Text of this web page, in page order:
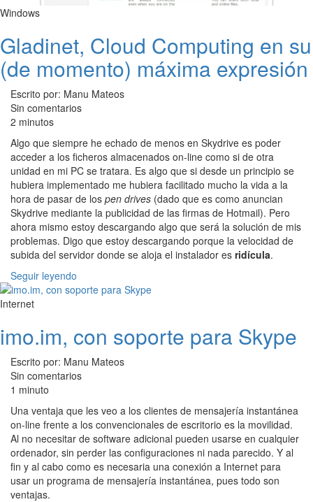
Windows
Gladinet, Cloud Computing en su
(de momento) máxima expresión
Escrito por: Manu Mateos
Sin comentarios
2 minutos
Algo que siempre he echado de menos en Skydrive es poder
acceder a los ficheros almacenados on-line como si de otra
unidad en mi PC se tratara. Es algo que si desde un principio se
hubiera implementado me hubiera facilitado mucho la vida a la
hora de pasar de los pen drives (dado que es como anuncian
Skydrive mediante la publicidad de las firmas de Hotmail). Pero
ahora mismo estoy descargando algo que será la solución de mis
problemas. Digo que estoy descargando porque la velocidad de
subida del servidor donde se aloja el instalador es ridícula.
Seguir leyendo
Internet
imo.im, con soporte para Skype
Escrito por: Manu Mateos
Sin comentarios
1 minuto
Una ventaja que les veo a los clientes de mensajería instantánea
on-line frente a los convencionales de escritorio es la movilidad.
Al no necesitar de software adicional pueden usarse en cualquier
ordenador, sin perder las configuraciones ni nada parecido. Y al
fin y al cabo como es necesaria una conexión a Internet para
usar un programa de mensajería instantánea, pues todo son
ventajas.